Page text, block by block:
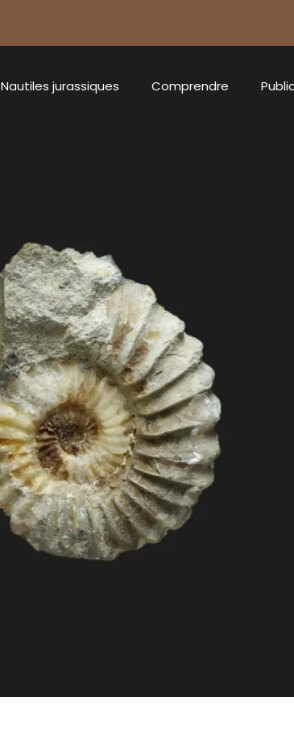
Nautiles jurassiques Comprendre